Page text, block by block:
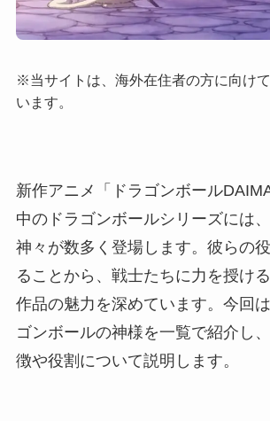
※当サイトは、海外在住者の方に向け
います。
新作アニメ「ドラゴンボール
中のドラゴンボールシリーズには
神々が数多く登場します。彼らの
ることから、戦士たちに力を授ける
作品の魅力を深めています。今回
ゴンボールの神様を一覧で紹介し
徴や役割について説明します。